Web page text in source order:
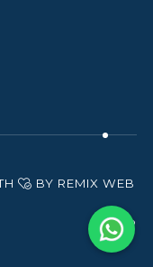
BY REMIX WEB
TOP